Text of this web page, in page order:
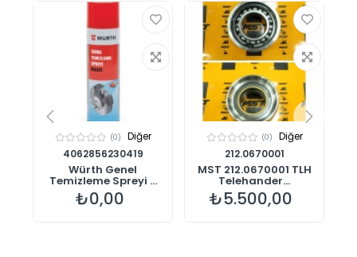
(0)
Diğer
4062856230419
Würth Genel
Temizleme Spreyi ...
₺0,00
(0)
Diğer
212.0670001
MST 212.0670001 TLH
Telehander...
₺5.500,00